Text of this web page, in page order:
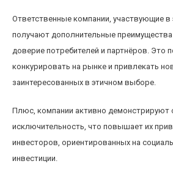
Ответственные компании, участвующие в
получают дополнительные
доверие потребителей и партнёров. Это
конкурировать на рынке и привлекать
заинтересованных в этичном выборе.
Плюс, компании активно демонстрируют
исключительность, что повышает их
инвесторов, ориентированных на
инвестиции.